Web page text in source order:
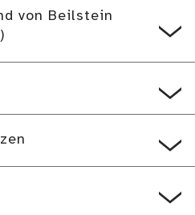
von Beilstein